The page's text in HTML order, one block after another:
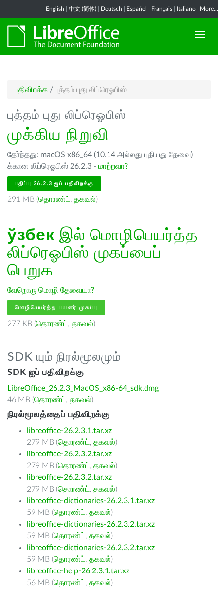
English 中文 (简体) Deutsch Español Français Italiano More...
பதிவிறக்க / புத்தம் புது லிப்ரெஓபிஸ்
புத்தம் புது லிப்ரெஓபிஸ்
முக்கிய நிறுவி
தேர்ந்தது: macOS x86_64 (10.14 அல்லது புதியது தேவை)
க்கான லிப்ரெஓபிஸ் 26.2.3 - மாற்றவா?
பதிப்பு 26.2.3 ஐப் பதிவிறக்கு
291 MB (தொரண்ட் , தகவல்)
ўзбек இல் மொழிபெயர்த்த
லிப்ரெஓபிஸ் முகப்பைப்
பெறுக
வேறொரு மொழி தேவையா?
மொழிபெயர்த்த பயனர் முகப்பு
277 KB (தொரண்ட் , தகவல்)
SDK யும் நிரல்மூலமும்
SDK ஐப் பதிவிறக்கு
LibreOffice_26.2.3_MacOS_x86-64_sdk.dmg
46 MB (தொரண்ட் , தகவல்)
நிரல்மூலத்தைப் பதிவிறக்கு
libreoffice-26.2.3.1.tar.xz
279 MB (தொரண்ட் , தகவல்)
libreoffice-26.2.3.2.tar.xz
279 MB (தொரண்ட் , தகவல்)
libreoffice-26.2.3.2.tar.xz
279 MB (தொரண்ட் , தகவல்)
libreoffice-dictionaries-26.2.3.1.tar.xz
59 MB (தொரண்ட் , தகவல்)
libreoffice-dictionaries-26.2.3.2.tar.xz
59 MB (தொரண்ட் , தகவல்)
libreoffice-dictionaries-26.2.3.2.tar.xz
59 MB (தொரண்ட் , தகவல்)
libreoffice-help-26.2.3.1.tar.xz
56 MB (தொரண்ட் , தகவல்)